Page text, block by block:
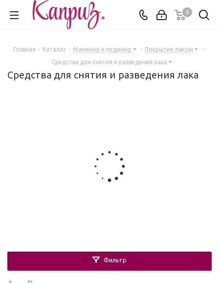
0
Главная - Каталог - Маникюр и педикюр - Покрытие лаком
-
Средства для снятия и разведения лака
Средства для снятия и разведения лака
Фильтр